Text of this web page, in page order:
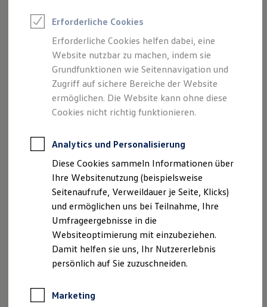
Elektroauto Leasing
Kleinwagen-Leasing
Leasing ohne Anzahlung
Finanzierung
Autokredit mit Schlussrate
Versicherungen und Garantien
Kfz-Versicherung
Restschuldversicherungen
Garantien
Professional Class bei Volkswagen
Behörden
Direktkunden
Sonderfahrzeuge
Anpfiff zum Gewinn
Elektromobilität
Elektroautos
ID. Tutorials
Elektrofahrzeugkonzepte
ID. EVERY1
Reichweite
Rekuperation
Impressum
Datenschutzerklärung
Nutzung von Terminbuchung Online
Impressum
Autohaus Wolter GmbH
Am Funkturm 24
D-29525 Uelzen
USt.-IdNr.: DE158984978
Geschäftsführung: Achim Wolter, Christian
Hackbarth, Laura Wolter, Sophie Wolter
Registernummer: HRB 120270
Sitz der Gesellschaft: Uelzen
Deutschland nach § 34d Abs. 7 Nr. 1 GewO
Erforderliche Cookies
Erforderliche Cookies helfen dabei, eine
Website nutzbar zu machen, indem sie
Grundfunktionen wie Seitennavigation und
Zugriff auf sichere Bereiche der Website
ermöglichen. Die Website kann ohne diese
Cookies nicht richtig funktionieren.
Analytics und Personalisierung
Diese Cookies sammeln Informationen über
Ihre Websitenutzung (beispielsweise
Seitenaufrufe, Verweildauer je Seite, Klicks)
und ermöglichen uns bei Teilnahme, Ihre
Umfrageergebnisse in die
Websiteoptimierung mit einzubeziehen.
Damit helfen sie uns, Ihr Nutzererlebnis
persönlich auf Sie zuzuschneiden.
Marketing